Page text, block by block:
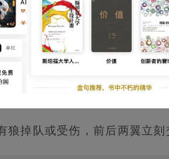
亡不是悲剧，而是“集体保
都能感知队伍的速度、方向
掉队或受伤，前后两翼立刻